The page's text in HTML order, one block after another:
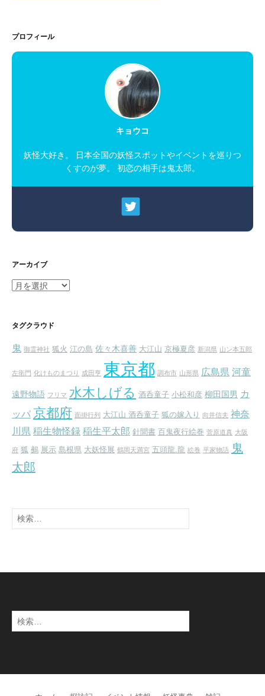
プロフィール
キョウコ
妖怪大好き。 日本全国の妖怪スポットやイベントを巡りつ
くすのが夢。 初恋の相手は鬼太郎。
アーカイブ
ア
イ
タグクラウド
鬼 御霊神社 狐火 江の島 佐々木喜善 大江山 京極夏彦 新潟県 山ン本五郎
左衛門 化けものまつり 成田亨 東京都 調布市 山形県 広島県 河童
遠野物語 フリマ 水木しげる 酒呑童子 小松和彦 柳田国男 カ
ッパ 京都府 面掛行列 大江山 酒呑童子 狐の嫁入り 向井信夫 神奈
川県 稲生物怪録 稲生平太郎 針聞書 百鬼夜行絵巻 菅原道真 大阪
府 狐 鵺 展示 島根県 大妖怪展 鶴岡天満宮 五頭龍.龍 絵巻 平家物語 鬼
太郎
検
索:
検
索: